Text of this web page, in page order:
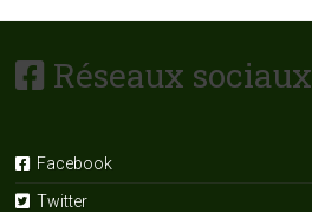
Réseaux sociaux
Facebook
Twitter